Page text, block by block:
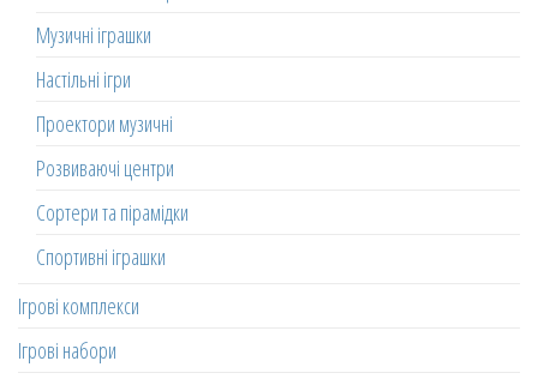
Музичні іграшки
Настільні ігри
Проектори музичні
Розвиваючі центри
Сортери та пірамідки
Спортивні іграшки
Ігрові комплекси
Ігрові набори